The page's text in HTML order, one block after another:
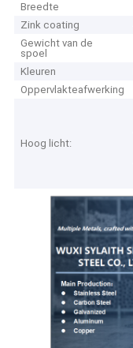
Breedte
Zink coating
Gewicht van de
spoel
Kleuren
Oppervlakteafwerking
Hoog licht: